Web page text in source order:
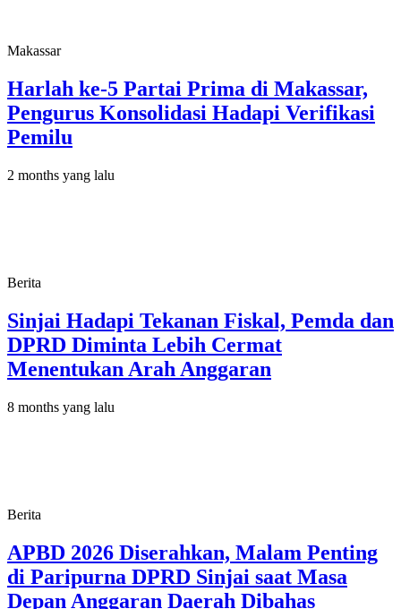
Makassar
Harlah ke-5 Partai Prima di Makassar,
Pengurus Konsolidasi Hadapi Verifikasi
Pemilu
2 months yang lalu
Berita
Sinjai Hadapi Tekanan Fiskal, Pemda dan
DPRD Diminta Lebih Cermat
Menentukan Arah Anggaran
8 months yang lalu
Berita
APBD 2026 Diserahkan, Malam Penting
di Paripurna DPRD Sinjai saat Masa
Depan Anggaran Daerah Dibahas